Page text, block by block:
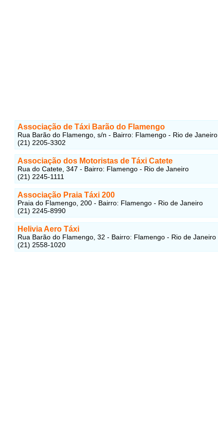
Associação de Táxi Barão do Flamengo
Rua Barão do Flamengo, s/n - Bairro: Flamengo - Rio de Janeiro
(21) 2205-3302
Associação dos Motoristas de Táxi Catete
Rua do Catete, 347 - Bairro: Flamengo - Rio de Janeiro
(21) 2245-1111
Associação Praia Táxi 200
Praia do Flamengo, 200 - Bairro: Flamengo - Rio de Janeiro
(21) 2245-8990
Helivia Aero Táxi
Rua Barão do Flamengo, 32 - Bairro: Flamengo - Rio de Janeiro
(21) 2558-1020